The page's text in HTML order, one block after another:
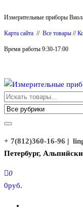
к
содержимому
Измерительные приборы
Карта сайта // Все товары //
Время работы 9:30-17:00
Измерительные
+ 7(812)360-16-96 |
Петербург,
0
0руб.